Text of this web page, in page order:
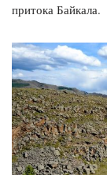
притока Байкала.